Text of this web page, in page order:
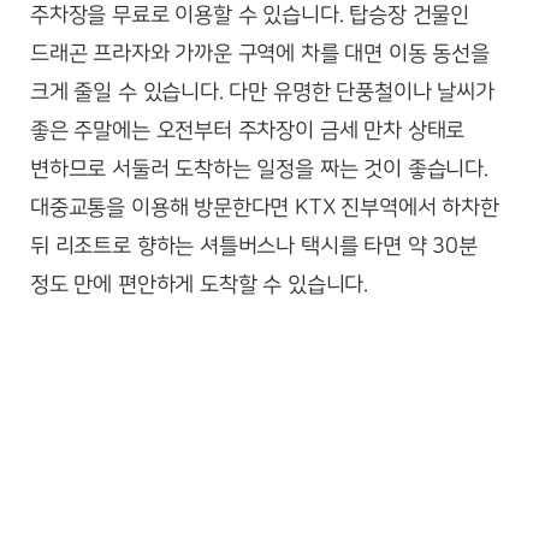
주차장을 무료로 이용할 수 있습니다. 탑승장 건물인
드래곤 프라자와 가까운 구역에 차를 대면 이동 동선을
크게 줄일 수 있습니다. 다만 유명한 단풍철이나 날씨가
좋은 주말에는 오전부터 주차장이 금세 만차 상태로
변하므로 서둘러 도착하는 일정을 짜는 것이 좋습니다.
대중교통을 이용해 방문한다면 KTX 진부역에서 하차한
뒤 리조트로 향하는 셔틀버스나 택시를 타면 약 30분
정도 만에 편안하게 도착할 수 있습니다.